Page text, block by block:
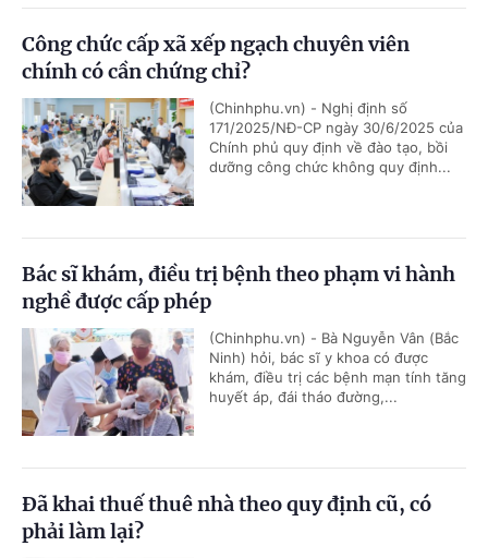
Công chức cấp xã xếp ngạch chuyên viên
chính có cần chứng chỉ?
(Chinhphu.vn) - Nghị định số
171/2025/NĐ-CP ngày 30/6/2025 của
Chính phủ quy định về đào tạo, bồi
dưỡng công chức không quy định...
Bác sĩ khám, điều trị bệnh theo phạm vi hành
nghề được cấp phép
(Chinhphu.vn) - Bà Nguyễn Vân (Bắc
Ninh) hỏi, bác sĩ y khoa có được
khám, điều trị các bệnh mạn tính tăng
huyết áp, đái tháo đường,...
Đã khai thuế thuê nhà theo quy định cũ, có
phải làm lại?